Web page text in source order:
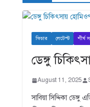
ফিচার লেটেস্ট শীর্ষ
ডেঙ্গু
August 11, 2025
সাবিয়া সিদ্দিকা